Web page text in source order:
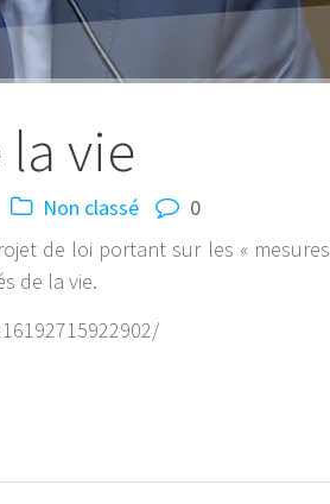
vie
Non classé
0
de loi portant sur les « mesures
de la vie.